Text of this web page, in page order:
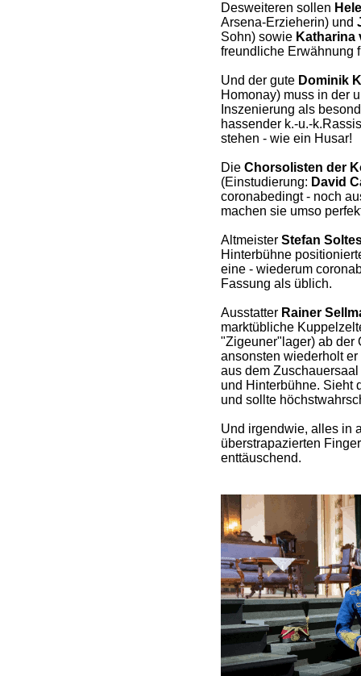
Desweiteren sollen
Arsena-Erzieherin) und
Sohn) sowie Katharina
freundliche Erwähnung
Und der gute Dominik
Homonay) muss in der
Inszenierung als
hassender k.-u.-
stehen - wie ein Husar!
Die Chorsolisten der
(Einstudierung: David
coronabedingt - noch
machen sie umso
Altmeister Stefan
Hinterbühne
eine - wiederum
Fassung als üblich.
Ausstatter Rainer
marktübliche
"Zigeuner"lager) ab der
ansonsten wiederholt
aus dem
und Hinterbühne. Sieht
und sollte
Und irgendwie, alles in
überstrapazierten
enttäuschend.